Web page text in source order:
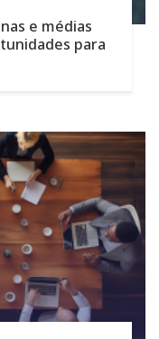
e médias
para